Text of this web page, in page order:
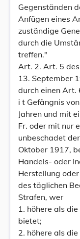
Gegenständen
Anfügen eines
zuständige
durch die
treffen."
Art. 2. Art. 5 des
13. September
durch einen Art.
i t Gefängnis
Jahren und mit
Fr. oder mit nur
unbeschadet
Oktober 1917,
Handels- oder
Herstellung
des täglichen
Strafen, wer
1. höhere als
bietet;
2. höhere als